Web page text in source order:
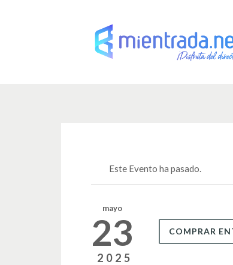
Este Evento ha pasado.
mayo
23
2025
COMPRAR